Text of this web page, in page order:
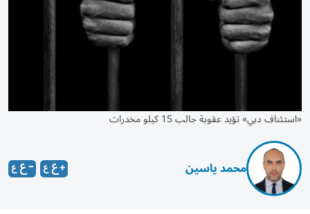
«استئناف دبي» تؤيد عقوبة جالب 15 كيلو مخدرات
محمد ياسين